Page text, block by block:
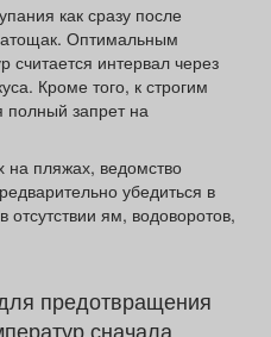
как сразу после
Оптимальным
интервал через
Кроме того, к строгим
полный запрет на
на пляжах, ведомство
убедиться в
отсутствии ям, водоворотов,
предотвращения
сначала